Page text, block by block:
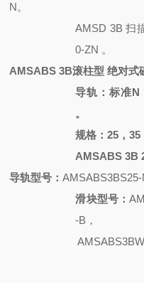
N。
AMSD 3B 扫
0-ZN 。
AMSABS 3B滚柱型 绝对式
导轨：标准N
。
规格：25，35
AMSABS 3B
导轨型号：AMSABS3BS25-
滑块型号：
-B，